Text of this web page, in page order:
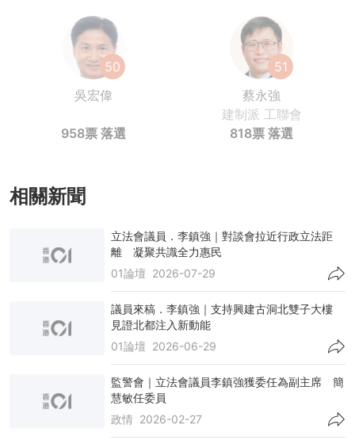
50
吳宏偉
958票 落選
51
蔡永強
建制派 工聯會
818票 落選
相關新聞
立法會議員．李鎮強｜對談會拉近行政立法距
離 凝聚共識全力惠民
01論壇 2026-07-29
議員來稿．李鎮強｜支持興建古洞北雙子大樓
見證北都注入新動能
01論壇 2026-06-29
監警會｜立法會議員李鎮強獲委任為副主席 簡
慧敏任委員
政情 2026-02-27